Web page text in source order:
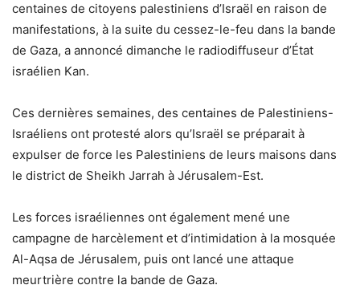
centaines de citoyens palestiniens d’Israël en raison de
manifestations, à la suite du cessez-le-feu dans la bande
de Gaza, a annoncé dimanche le radiodiffuseur d’État
israélien Kan.
Ces dernières semaines, des centaines de Palestiniens-
Israéliens ont protesté alors qu’Israël se préparait à
expulser de force les Palestiniens de leurs maisons dans
le district de Sheikh Jarrah à Jérusalem-Est.
Les forces israéliennes ont également mené une
campagne de harcèlement et d’intimidation à la mosquée
Al-Aqsa de Jérusalem, puis ont lancé une attaque
meurtrière contre la bande de Gaza.